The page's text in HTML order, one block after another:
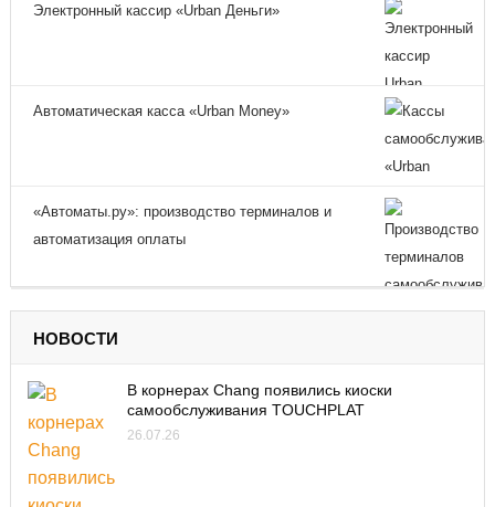
Электронный кассир «Urban Деньги»
Автоматическая касса «Urban Money»
«Автоматы.ру»: производство терминалов и
автоматизация оплаты
НОВОСТИ
В корнерах Chang появились киоски
самообслуживания TOUCHPLAT
26.07.26